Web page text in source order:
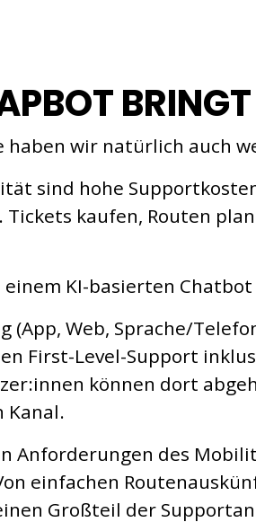
wir natürlich auch
sind hohe
kaufen, Routen
KI-basierten
(App, Web, Sprache/
First-Level-Support
können dort
Kanal.
Anforderungen des
einfachen
Großteil der